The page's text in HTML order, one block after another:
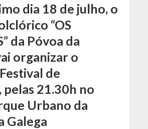
dia 18 de julho, o
“OS
da Póvoa da
organizar o
de
pelas 21.30h no
Urbano da
Galega